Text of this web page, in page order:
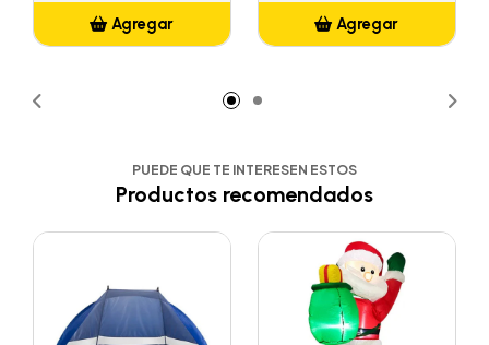
Agregar Agregar
PUEDE QUE TE INTERESEN ESTOS
Productos recomendados